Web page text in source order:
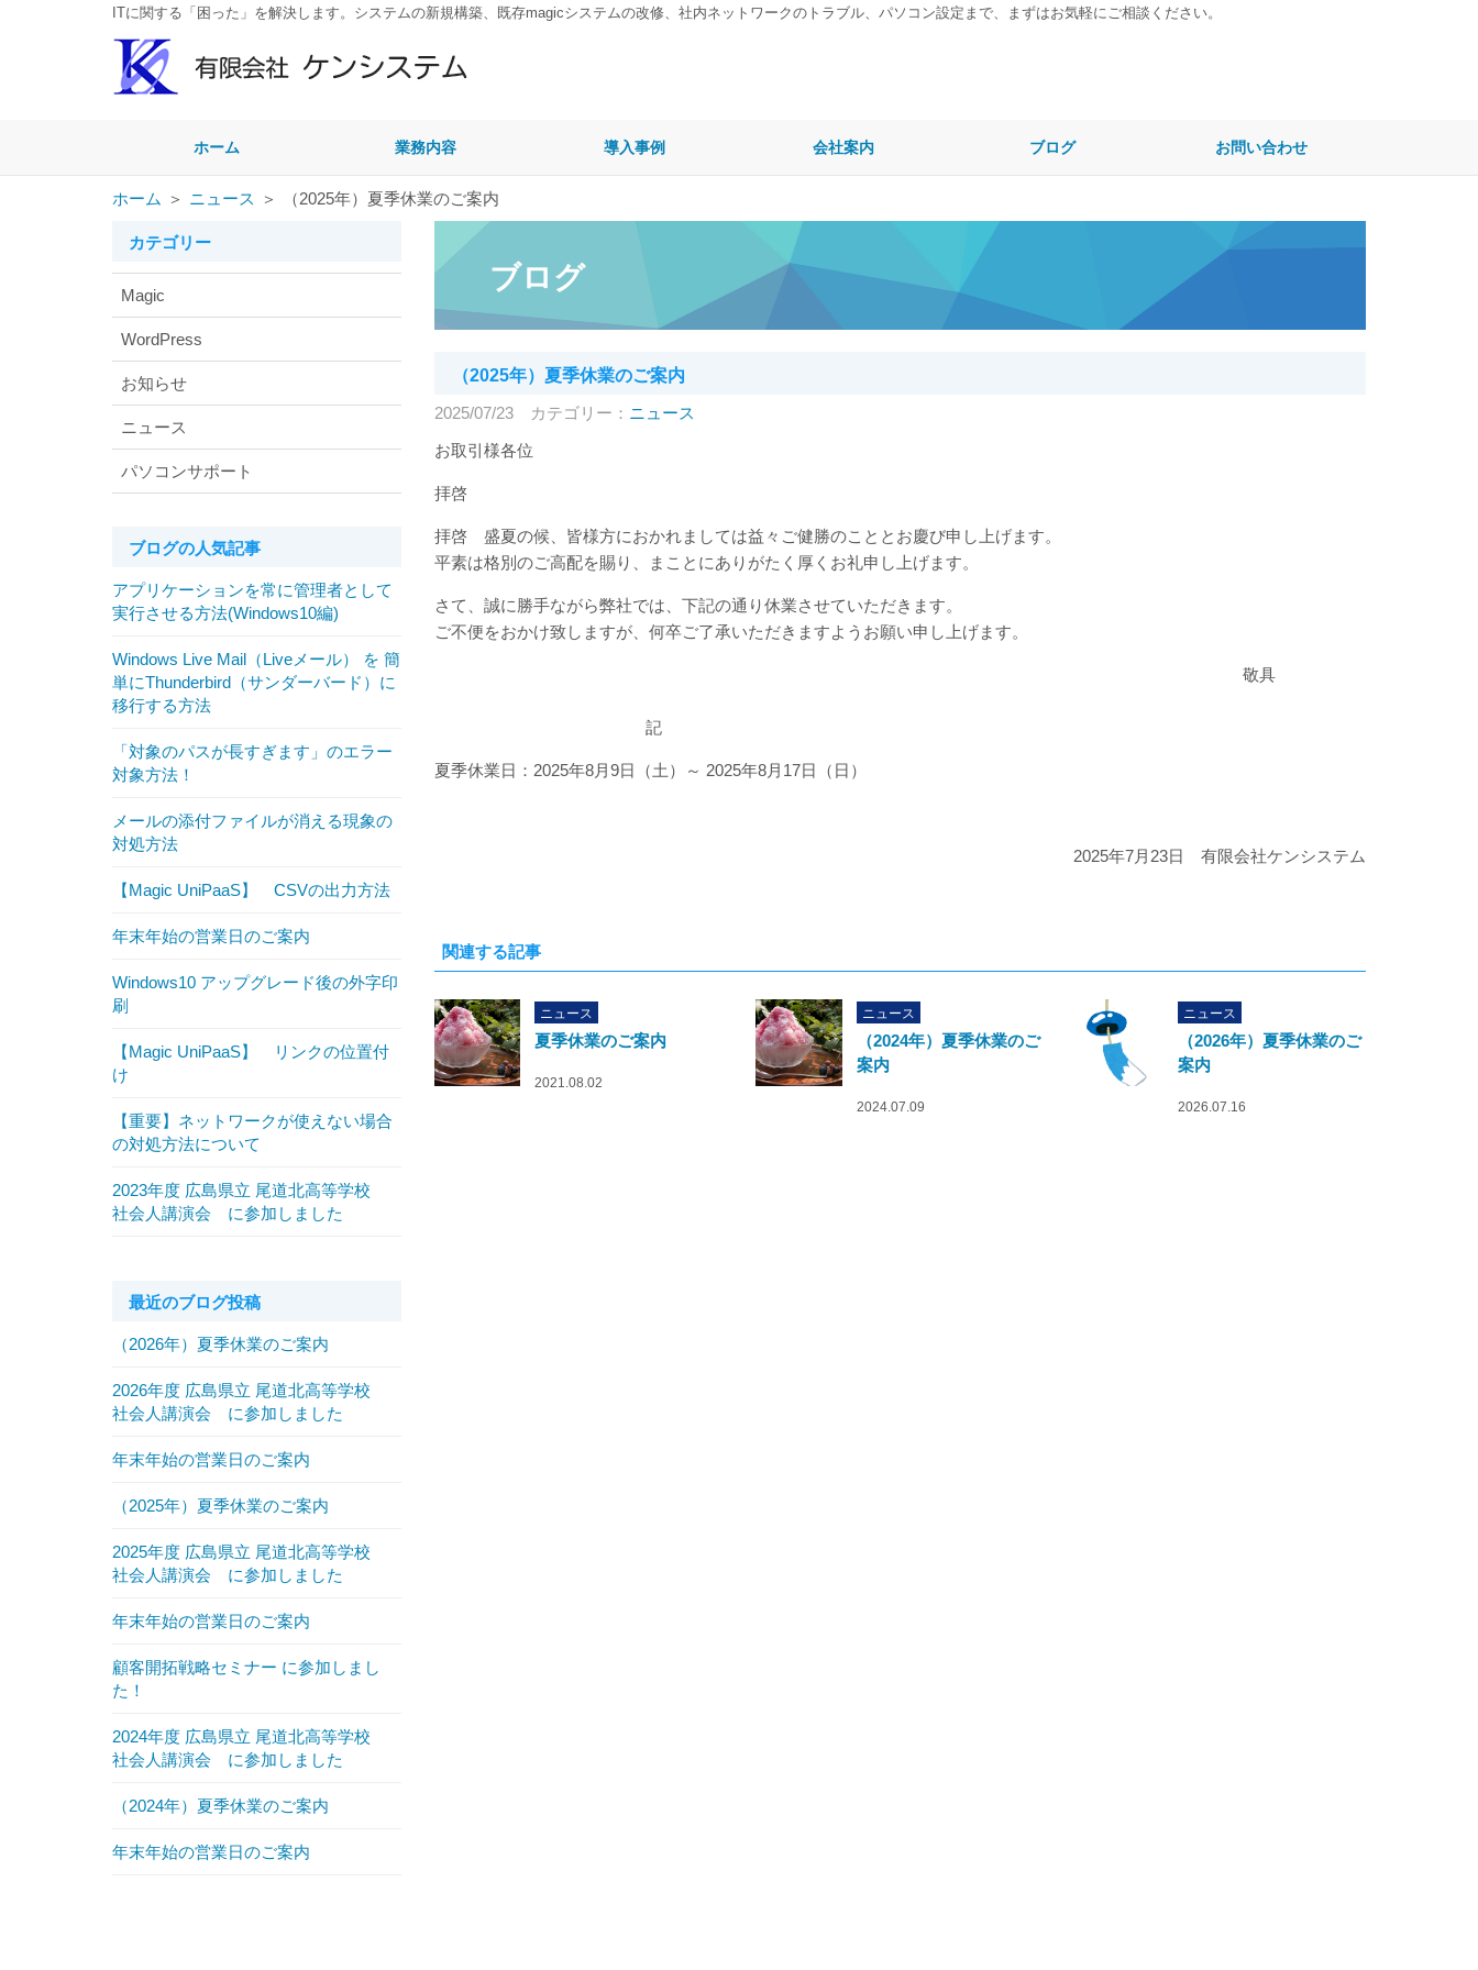
ITに関する「困った」を解決します。システムの新規構築、既存magicシステムの改修、社内ネットワークのトラブル、パソコン設定まで、まずはお気軽にご相談ください。
ホーム 業務内容 導入事例 会社案内 ブログ お問い合わせ
ホーム ＞ ニュース ＞ （2025年）夏季休業のご案内
ブログ
（2025年）夏季休業のご案内
2025/07/23 カテゴリー： ニュース
お取引様各位
拝啓
拝啓 盛夏の候、皆様方におかれましては益々ご健勝のこととお慶び申し上げます。
平素は格別のご高配を賜り、まことにありがたく厚くお礼申し上げます。
さて、誠に勝手ながら弊社では、下記の通り休業させていただきます。
ご不便をおかけ致しますが、何卒ご了承いただきますようお願い申し上げます。
敬具
記
夏季休業日：2025年8月9日（土）～ 2025年8月17日（日）
2025年7月23日 有限会社ケンシステム
関連する記事
ニュース
夏季休業のご案内
2021.08.02
ニュース
（2024年）夏季休業のご
案内
2024.07.09
ニュース
（2026年）夏季休業のご
案内
2026.07.16
カテゴリー
Magic
WordPress
お知らせ
ニュース
パソコンサポート
ブログの人気記事
アプリケーションを常に管理者として
実行させる方法(Windows10編)
Windows Live Mail（Liveメール） を 簡
単にThunderbird（サンダーバード）に
移行する方法
「対象のパスが長すぎます」のエラー
対象方法！
メールの添付ファイルが消える現象の
対処方法
【Magic UniPaaS】 CSVの出力方法
年末年始の営業日のご案内
Windows10 アップグレード後の外字印
刷
【Magic UniPaaS】 リンクの位置付
け
【重要】ネットワークが使えない場合
の対処方法について
2023年度 広島県立 尾道北高等学校
社会人講演会 に参加しました
最近のブログ投稿
（2026年）夏季休業のご案内
2026年度 広島県立 尾道北高等学校
社会人講演会 に参加しました
年末年始の営業日のご案内
（2025年）夏季休業のご案内
2025年度 広島県立 尾道北高等学校
社会人講演会 に参加しました
年末年始の営業日のご案内
顧客開拓戦略セミナー に参加しまし
た！
2024年度 広島県立 尾道北高等学校
社会人講演会 に参加しました
（2024年）夏季休業のご案内
年末年始の営業日のご案内